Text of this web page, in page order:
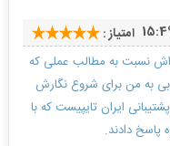
امتیاز :
نسبت به مطالب عملی که
به من برای شروع نگارش
ایران تایپیست که با
پاسخ دادند.